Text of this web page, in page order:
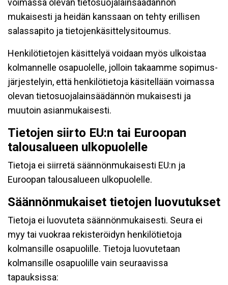
voimassa olevan tietosuojalainsäädännön
mukaisesti ja heidän kanssaan on tehty erillisen
salassapito ja tietojenkäsittelysitoumus.
Henkilötietojen käsittelyä voidaan myös ulkoistaa
kolmannelle osapuolelle, jolloin takaamme sopimus-
järjestelyin, että henkilötietoja käsitellään voimassa
olevan tietosuojalainsäädännön mukaisesti ja
muutoin asianmukaisesti.
Tietojen siirto EU:n tai Euroopan
talousalueen ulkopuolelle
Tietoja ei siirretä säännönmukaisesti EU:n ja
Euroopan talousalueen ulkopuolelle.
Säännönmukaiset tietojen luovutukset
Tietoja ei luovuteta säännönmukaisesti. Seura ei
myy tai vuokraa rekisteröidyn henkilötietoja
kolmansille osapuolille. Tietoja luovutetaan
kolmansille osapuolille vain seuraavissa
tapauksissa: